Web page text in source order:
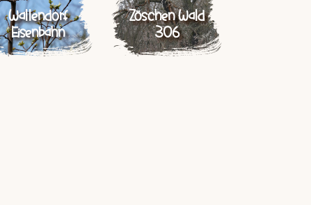
Wallendorf
Eisenbahn
Zöschen Wald
306